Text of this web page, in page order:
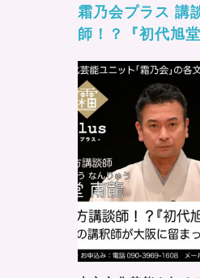
霜乃会プラス 講
師！？『初代旭堂